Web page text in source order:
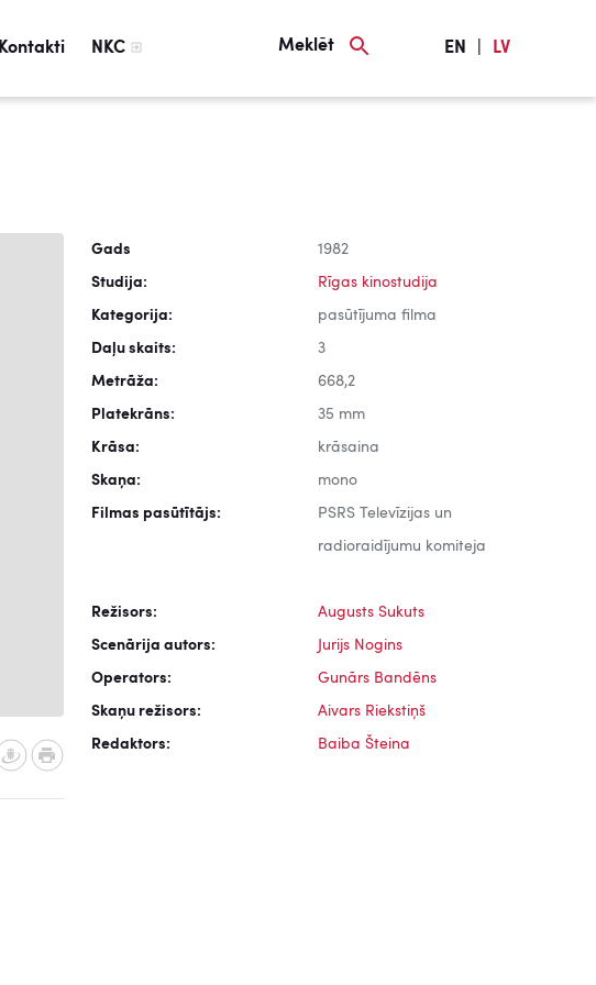
Kontakti NKC Meklēt EN LV
Gads 1982
Studija: Rīgas kinostudija
Kategorija: pasūtījuma filma
Daļu skaits: 3
Metrāža: 668,2
Platekrāns: 35 mm
Krāsa: krāsaina
Skaņa: mono
Filmas pasūtītājs: PSRS Televīzijas un
radioraidījumu komiteja
Režisors: Augusts Sukuts
Scenārija autors: Jurijs Nogins
Operators: Gunārs Bandēns
Skaņu režisors: Aivars Riekstiņš
Redaktors: Baiba Šteina